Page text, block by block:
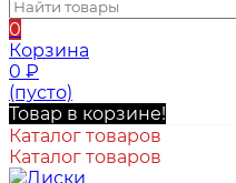
0
Корзина
0 ₽
(пусто)
Товар в корзине!
Каталог товаров
Каталог товаров